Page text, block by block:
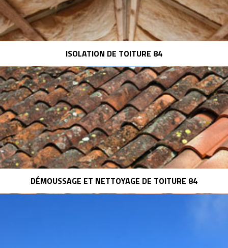
ISOLATION DE TOITURE 84
DÉMOUSSAGE ET NETTOYAGE DE TOITURE 84